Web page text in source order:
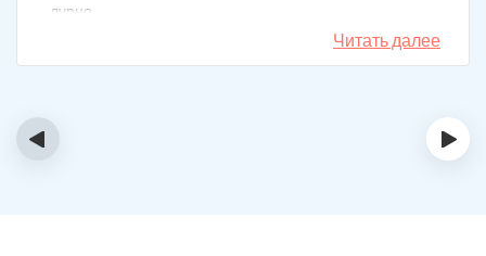
дурно.
Читать далее
‹ ›